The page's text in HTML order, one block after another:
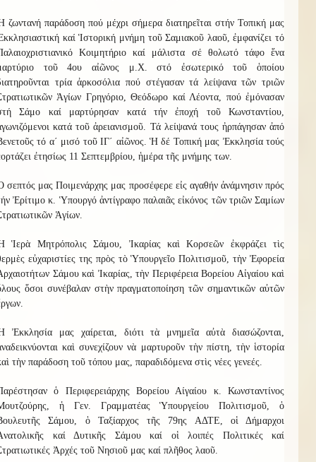
ζωντανή παράδοση πού μέχρι σήμερα διατηρεῖται στήν Τοπική μας
καί Ἱστορική μνήμη τοῦ Σαμιακοῦ λαοῦ, ἐμφανίζει τό
Κοιμητήριο καί μάλιστα σέ θολωτό τάφο ἕνα
τοῦ 4ου αἰῶνος μ.Χ. στό ἐσωτερικό τοῦ ὁποίου
τρία ἀρκοσόλια πού στέγασαν τά λείψανα τῶν τριῶν
Ἁγίων Γρηγόριο, Θεόδωρο καί Λέοντα, πού ἐμόνασαν
Σάμο καί μαρτύρησαν κατά τήν ἐποχή τοῦ Κωνσταντίου,
κατά τοῦ ἀρειανισμοῦ. Τά λείψανά τους ἠρπάγησαν ἀπό
τό α΄ μισό τοῦ ΙΓ΄ αἰῶνος. Ἡ δέ Τοπική μας Ἐκκλησία τούς
ἐτησίως 11 Σεπτεμβρίου, ἡμέρα τῆς μνήμης των.
σεπτός μας Ποιμενάρχης μας προσέφερε εἰς αγαθήν ἀνάμνησιν πρός
Ἐρίτιμο κ. Ὑπουργό ἀντίγραφο παλαιᾶς εἰκόνος τῶν τριῶν Σαμίων
Ἁγίων.
Ἱερὰ Μητρόπολις Σάμου, Ἰκαρίας καὶ Κορσεῶν ἐκφράζει τὶς
εὐχαριστίες της πρὸς τὸ Ὑπουργεῖο Πολιτισμοῦ, τὴν Ἐφορεία
Σάμου καὶ Ἰκαρίας, τὴν Περιφέρεια Βορείου Αἰγαίου καὶ
ὅσοι συνέβαλαν στὴν πραγματοποίηση τῶν σημαντικῶν αὐτῶν
Ἐκκλησία μας χαίρεται, διότι τὰ μνημεῖα αὐτὰ διασώζονται,
καὶ συνεχίζουν νὰ μαρτυροῦν τὴν πίστη, τὴν ἱστορία
τὴν παράδοση τοῦ τόπου μας, παραδιδόμενα στὶς νέες γενεές.
ὁ Περιφερειάρχης Βορείου Αίγαίου κ. Κωνσταντίνος
ἡ Γεν. Γραμματέας Ὑπουργείου Πολιτισμοῦ, ὁ
Σάμου, ὁ Ταξίαρχος τῆς 79ης ΑΔΤΕ, οἱ Δήμαρχοι
καί Δυτικῆς Σάμου καί οἱ λοιπές Πολιτικές καί
Ἀρχές τοῦ Νησιοῦ μας καί πλῆθος λαοῦ.